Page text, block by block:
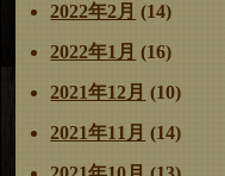
2022年2月 (14)
2022年1月 (16)
2021年12月 (10)
2021年11月 (14)